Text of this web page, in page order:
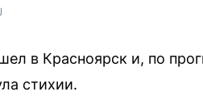
в Красноярск и, по
стихии.